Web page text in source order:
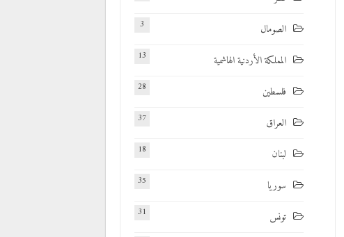
الصومال 3
المملكة الأردنية الهاشمية 13
فلسطين 28
العراق 37
لبنان 18
سوريا 35
تونس 31